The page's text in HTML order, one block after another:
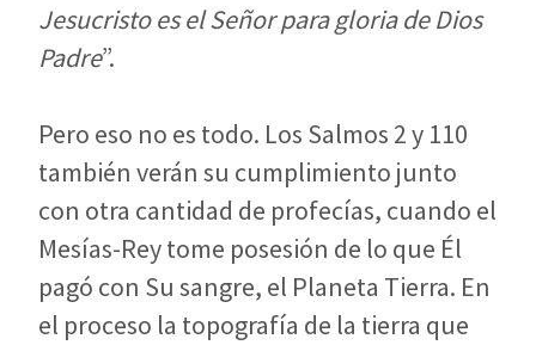
Jesucristo es el Señor para gloria de Dios
Padre”.
Pero eso no es todo. Los Salmos 2y 110
también verán su cumplimiento junto
con otra cantidad de profecías, cuando el
Mesías-Rey tome posesión de lo que Él
pagó con Su sangre, el Planeta Tierra. En
el proceso la topografía de la tierra que